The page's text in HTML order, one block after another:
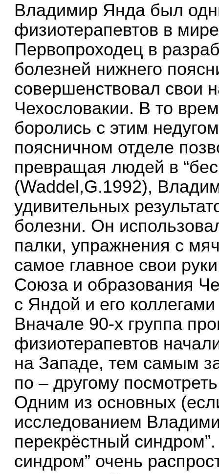
Владимир Янда был
физиотерапевтов в
Первопроходец в
болезней нижнего
совершенствовал свои
Чехословакии. В то
боролись с этим
поясничном отделе
превращая людей в
(Waddel,G.1992),
удивительных
болезни. Он
палки, упражнения с
самое главное свои
Союза и образования
с Яндой и его
Вначале 90-х группа
физиотерапевтов
на Западе, тем самым
по – другому
Одним из основных
исследованием
перекрёстный
синдром” очень